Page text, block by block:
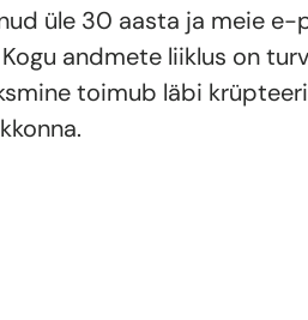
üle 30 aasta ja meie e-
andmete liiklus on
toimub läbi